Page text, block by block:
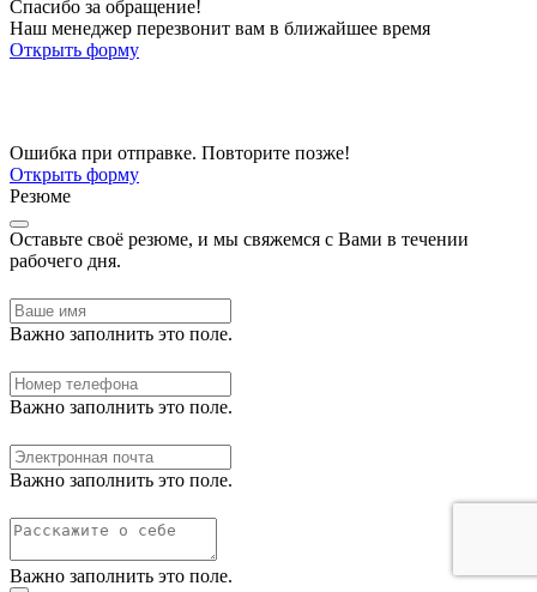
Спасибо за обращение!
Наш менеджер перезвонит вам в ближайшее время
Открыть форму
Ошибка при отправке. Повторите позже!
Открыть форму
Резюме
Оставьте своё резюме, и мы свяжемся с Вами в течении
рабочего дня.
Важно заполнить это поле.
Важно заполнить это поле.
Важно заполнить это поле.
Важно заполнить это поле.